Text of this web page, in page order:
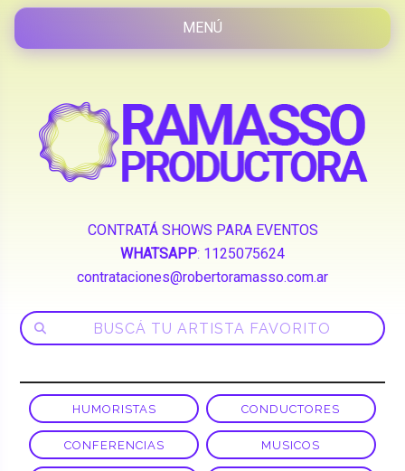
CONTRATÁ SHOWS PARA EVENTOS
WHATSAPP: 1125075624
contrataciones@robertoramasso.com.ar
HUMORISTAS CONDUCTORES
CONFERENCIAS MUSICOS